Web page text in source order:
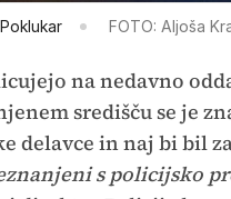
FOTO: Aljoša
na nedavno
središču se je
delavce in naj bi bil
s policijsko